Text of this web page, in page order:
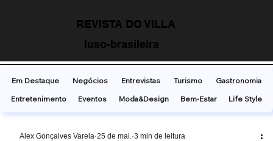
REVISTA DO VILLA
luso-brasileira
Alex Gonçalves Varela 25 de mai. 3 min de leitura
Em Destaque Negócios Entrevistas Turismo
Gastronomia
Entretenimento
Eventos Moda&Design Bem-Estar Life Style